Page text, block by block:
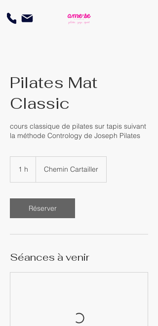
Pilates Mat
Classic
cours classique de pilates sur tapis suivant
la méthode Contrology de Joseph Pilates
1 h Chemin Cartailler
Réserver
Séances à venir